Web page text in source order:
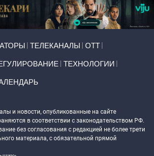
ТЕЛЕКАНАЛЫ ОТТ
ТЕХНОЛОГИИ
и новости, опубликованные на сайте
в соответствии с законодательством РФ.
без согласования с редакцией не более трети
материала, с обязательной прямой